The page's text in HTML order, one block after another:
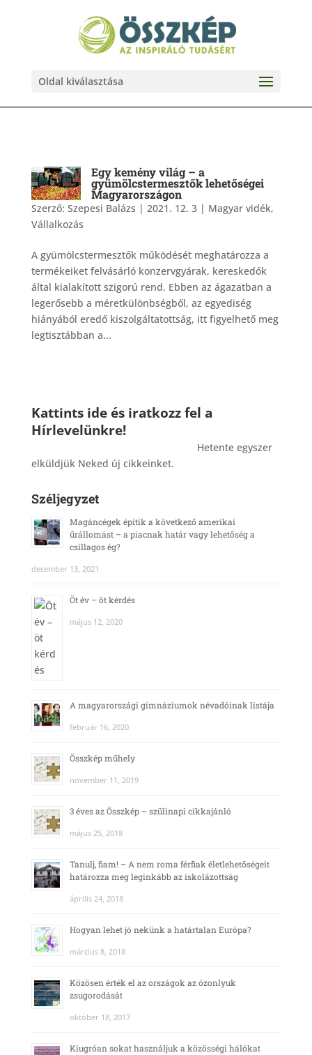
Oldal kiválasztása
Egy kemény világ – a
gyümölcstermesztők lehetőségei
Magyarországon
Szerző: Szepesi Balázs | 2021. 12. 3| Magyar vidék,
Vállalkozás
A gyümölcstermesztők működését meghatározza a
termékeiket felvásárló konzervgyárak, kereskedők
által kialakított szigorú rend. Ebben az ágazatban a
legerősebb a méretkülönbségből, az egyediség
hiányából eredő kiszolgáltatottság, itt figyelhető meg
legtisztábban a...
Kattints ide és iratkozz fel a
Hírlevelünkre!
Hetente egyszer
elküldjük Neked új cikkeinket.
Széljegyzet
Magáncégek építik a következő amerikai
űrállomást – a piacnak határ vagy lehetőség a
csillagos ég?
december 13, 2021
Öt év – öt kérdés
május 12, 2020
A magyarországi gimnáziumok névadóinak listája
február 16, 2020
Összkép műhely
november 11, 2019
3 éves az Összkép – szülinapi cikkajánló
május 25, 2018
Tanulj, fiam! – A nem roma férfiak életlehetőségeit
határozza meg leginkább az iskolázottság
április 24, 2018
Hogyan lehet jó nekünk a határtalan Európa?
március 8, 2018
Közösen érték el az országok az ózonlyuk
zsugorodását
október 18, 2017
Kiugróan sokat használjuk a közösségi hálókat